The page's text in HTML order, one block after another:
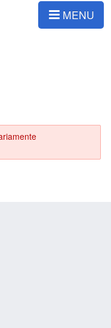
MENU